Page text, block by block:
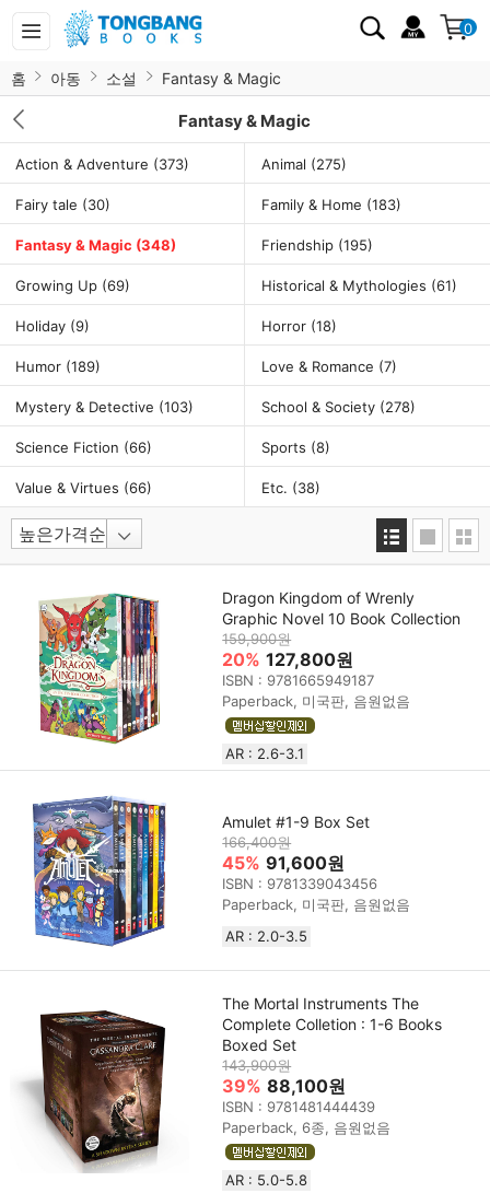
0
홈 아동 소설 Fantasy & Magic
Fantasy & Magic
Action & Adventure (373) Animal (275)
Fairy tale (30) Family & Home (183)
Fantasy & Magic (348) Friendship (195)
Growing Up (69) Historical & Mythologies (61)
Holiday (9) Horror (18)
Humor (189) Love & Romance (7)
Mystery & Detective (103) School & Society (278)
Science Fiction (66) Sports (8)
Value & Virtues (66) Etc. (38)
Dragon Kingdom of Wrenly
Graphic Novel 10 Book Collection
159,900원
20% 127,800원
ISBN : 9781665949187
Paperback, 미국판, 음원없음
AR : 2.6-3.1
Amulet #1-9 Box Set
166,400원
45% 91,600원
ISBN : 9781339043456
Paperback, 미국판, 음원없음
AR : 2.0-3.5
The Mortal Instruments The
Complete Colletion : 1-6 Books
Boxed Set
143,900원
39% 88,100원
ISBN : 9781481444439
Paperback, 6종, 음원없음
AR : 5.0-5.8